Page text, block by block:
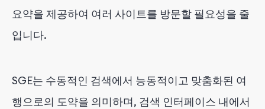
요약을 제공하여 여러 사이트를 방문할 필요성을 줄
입니다.
SGE는 수동적인 검색에서 능동적이고 맞춤화된 여
행으로의 도약을 의미하며, 검색 인터페이스 내에서